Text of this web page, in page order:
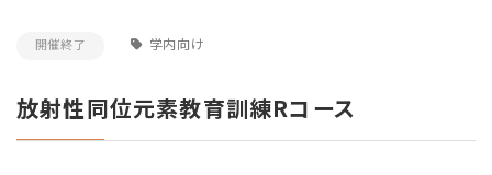
開催終了 学内向け
放射性同位元素教育訓練Rコース